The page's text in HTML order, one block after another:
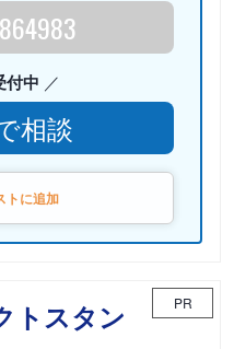
付中
相談
トに追加
トスタン
PR